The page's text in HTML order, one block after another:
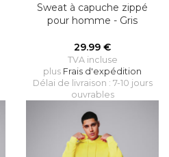
Sweat à capuche zippé
pour homme - Gris
29.99 €
TVA incluse
plus Frais d'expédition
Délai de livraison : 7-10 jours
ouvrables